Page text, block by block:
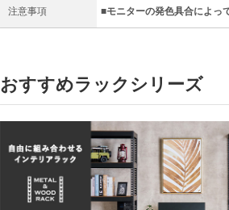
注意事項 ■モニターの発色具合によっ
おすすめラックシリーズ